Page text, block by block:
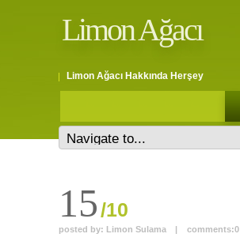
Limon Ağacı
Limon Ağacı Hakkında Herşey
15/10
posted by: Limon Sulama | comments:0